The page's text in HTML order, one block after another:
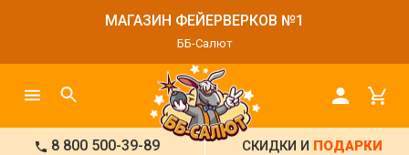
МАГАЗИН ФЕЙЕРВЕРКОВ №1
ББ-Салют
8 800 500-39-89 СКИДКИ И ПОДАРКИ